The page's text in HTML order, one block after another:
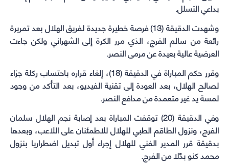
بداعي التسلل.
وشهدت الدقيقة (13) فرصة خطيرة جديدة لفريق الهلال بعد تمريرة
رائعة من سالم الفرج، الذي مرر الكرة إلى الشهراني ولكن جاءت
العرضية عالية بعيدة عن مرمى النصر.
وقرر حكم المباراة في الدقيقة (18)، إلغاء قراره باحتساب ركلة جزاء
لصالح الهلال، بعد العودة إلى تقنية الفيديو، بعد التأكد من وجود
لمسة يد غير متعمدة من مدافع النصر.
وفي الدقيقة (20) توقفت المباراة بعد إصابة نجم الهلال سلمان
الفرج، ونزول الطاقم الطبي للهلال للاطمئنان على اللاعب، وبعدها
بدقيقة قرر المدير الفني للهلال إجراء أول تبديل اضطراريا بنزول
محمد كنو بدًلا من الفرج.